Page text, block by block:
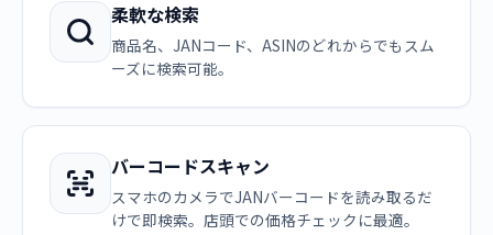
柔軟な検索
商品名、JANコード、ASINのどれからでもスム
ーズに検索可能。
バーコードスキャン
スマホのカメラでJANバーコードを読み取るだ
けで即検索。店頭での価格チェックに最適。